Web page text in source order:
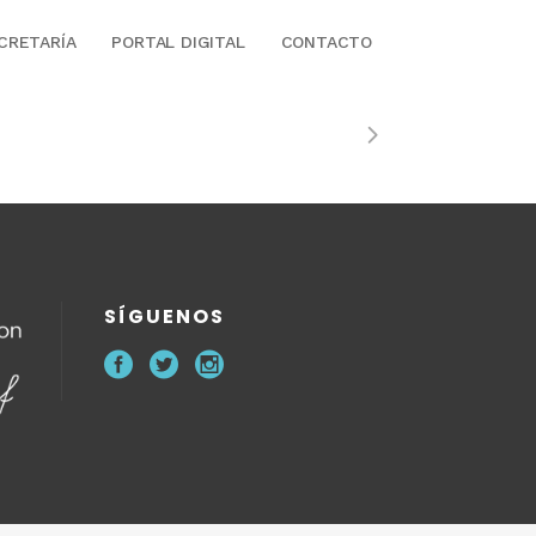
PORTAL DIGITAL CONTACTO
SÍGUENOS